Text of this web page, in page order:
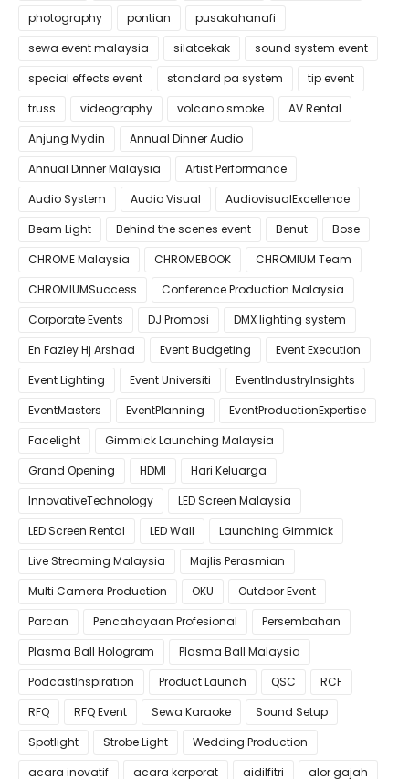
photography
pontian
pusakahanafi
sewa event malaysia
silatcekak
sound system event
special effects event
standard pa system
tip event
truss
videography volcano smoke
AV Rental
Anjung Mydin
Annual Dinner Audio
Annual Dinner Malaysia
Artist Performance
Audio System
Audio Visual
AudiovisualExcellence
Beam Light
Behind the scenes event Benut
Bose
CHROME Malaysia
CHROMEBOOK
CHROMIUM Team
CHROMIUMSuccess
Conference Production Malaysia
Corporate Events
DJ Promosi
DMX lighting system
En Fazley Hj Arshad
Event Budgeting
Event Execution
Event Lighting
Event Universiti
EventIndustryInsights
EventMasters
EventPlanning
EventProductionExpertise
Facelight
Gimmick Launching Malaysia
Grand Opening
HDMI
Hari Keluarga
InnovativeTechnology
LED Screen Malaysia
LED Screen Rental
LED Wall
Launching Gimmick
Live Streaming Malaysia
Majlis Perasmian
Multi Camera Production
OKU
Outdoor Event
Parcan
Pencahayaan Profesional
Persembahan
Plasma Ball Hologram
Plasma Ball Malaysia
PodcastInspiration
Product Launch QSC
RCF
RFQ
RFQ Event Sewa Karaoke
Sound Setup
Spotlight
Strobe Light
Wedding Production
acara inovatif
acara korporat aidilfitri
alor gajah